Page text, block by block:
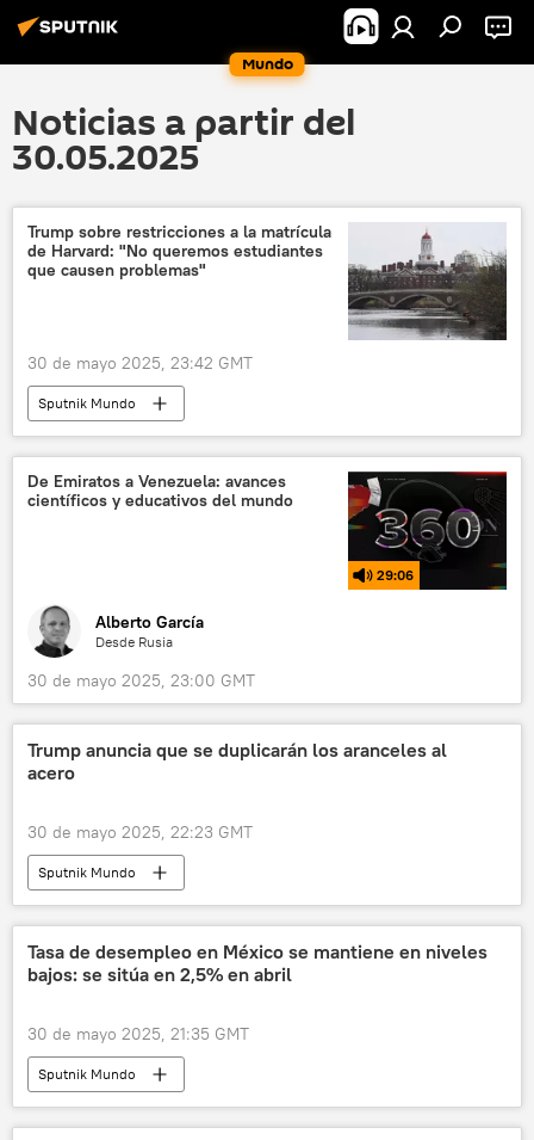
Mundo
Noticias a partir del
30.05.2025
Trump sobre restricciones a la matrícula
de Harvard: "No queremos estudiantes
que causen problemas"
30 de mayo 2025, 23:42 GMT
Sputnik Mundo
De Emiratos a Venezuela: avances
científicos y educativos del mundo
29:06
Alberto García
Desde Rusia
30 de mayo 2025, 23:00 GMT
Trump anuncia que se duplicarán los aranceles al
acero
30 de mayo 2025, 22:23 GMT
Sputnik Mundo
Tasa de desempleo en México se mantiene en niveles
bajos: se sitúa en 2,5% en abril
30 de mayo 2025, 21:35 GMT
Sputnik Mundo